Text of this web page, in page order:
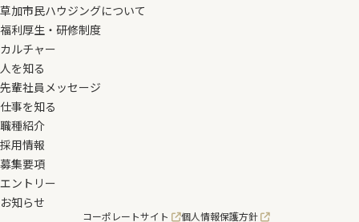
草加市民ハウジングについて
福利厚生・研修制度
カルチャー
人を知る
先輩社員メッセージ
仕事を知る
職種紹介
採用情報
募集要項
エントリー
お知らせ
コーポレートサイト 個人情報保護方針